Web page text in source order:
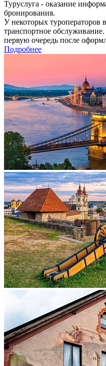
Туруслуга - оказание
бронирования.
У некоторых туроператоров
транспортное
первую очередь после
Подробнее